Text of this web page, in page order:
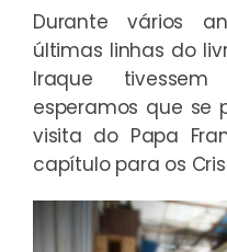
Durante vários
últimas linhas do
Iraque
esperamos que se
visita do Papa
capítulo para os